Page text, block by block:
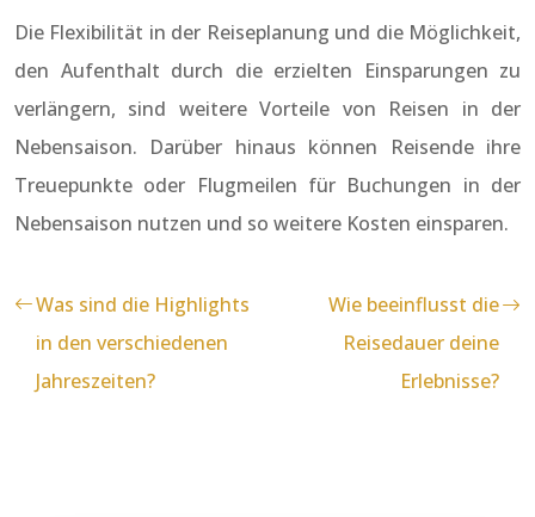
Die Flexibilität in der Reiseplanung und die Möglichkeit,
den Aufenthalt durch die erzielten Einsparungen zu
verlängern, sind weitere Vorteile von Reisen in der
Nebensaison. Darüber hinaus können Reisende ihre
Treuepunkte oder Flugmeilen für Buchungen in der
Nebensaison nutzen und so weitere Kosten einsparen.
Was sind die Highlights
in den verschiedenen
Jahreszeiten?
Wie beeinflusst die
Reisedauer deine
Erlebnisse?